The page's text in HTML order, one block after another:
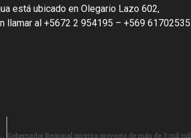
está ubicado en Olegario Lazo 602,
llamar al +5672 2 954195 – +569 61702535